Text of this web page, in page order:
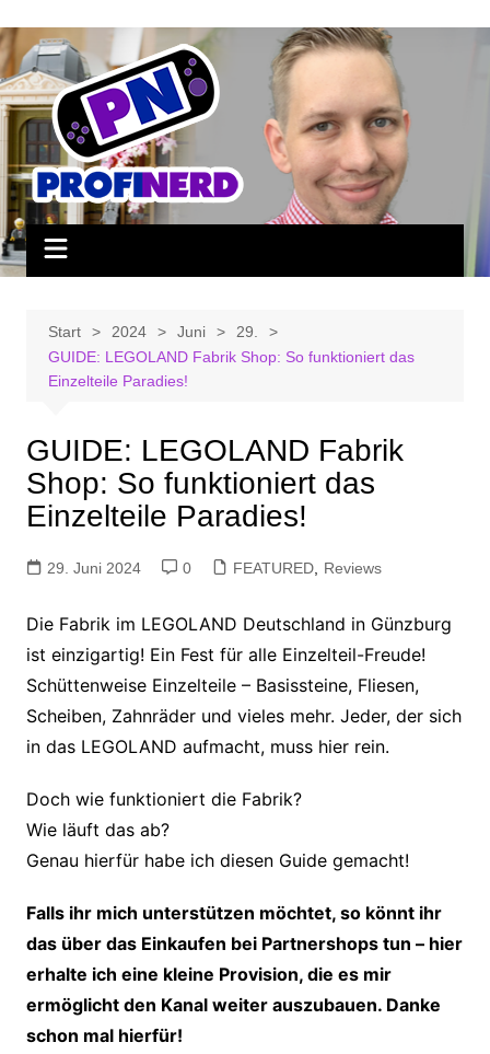
Inhalt
springen
Start 2024 Juni
29.
GUIDE: LEGOLAND Fabrik Shop: So funktioniert das
Einzelteile Paradies!
GUIDE: LEGOLAND Fabrik
Shop: So funktioniert das
Einzelteile Paradies!
29. Juni 2024 0 FEATURED, Reviews
Die Fabrik im LEGOLAND Deutschland in Günzburg
ist einzigartig! Ein Fest für alle Einzelteil-Freude!
Schüttenweise Einzelteile – Basissteine, Fliesen,
Scheiben, Zahnräder und vieles mehr. Jeder, der sich
in das LEGOLAND aufmacht, muss hier rein.
Doch wie funktioniert die Fabrik?
Wie läuft das ab?
Genau hierfür habe ich diesen Guide gemacht!
Falls ihr mich unterstützen möchtet, so könnt ihr
das über das Einkaufen bei Partnershops tun – hier
erhalte ich eine kleine Provision, die es mir
ermöglicht den Kanal weiter auszubauen. Danke
schon mal hierfür!